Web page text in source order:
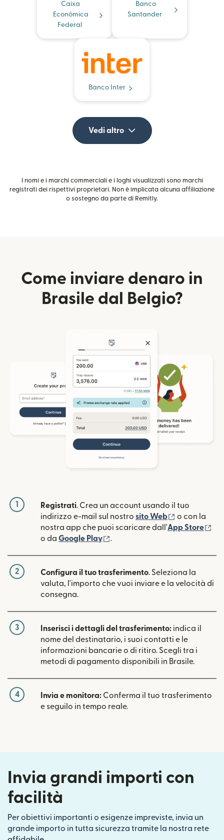
Caixa
Econômica
Federal
Banco
Santander
Banco Inter
Vedi altro
I nomi e i marchi commerciali e i loghi visualizzati sono marchi
registrati dei rispettivi proprietari. Non è implicata alcuna affiliazione
o sostegno da parte di Remitly.
Come inviare denaro in
Brasile dal Belgio?
1 Registrati. Crea un account usando il tuo
indirizzo e-mail sul nostro sito Web (si apre in
o con la
nostra app che puoi scaricare dall'App Store
o da Google Play (si apre in una nuova finestra)
.
2 Configura il tuo trasferimento. Seleziona la
valuta, l'importo che vuoi inviare e la velocità di
consegna.
3 Inserisci i dettagli del trasferimento: indica il
nome del destinatario, i suoi contatti e le
informazioni bancarie o di ritiro. Scegli tra i
metodi di pagamento disponibili in Brasile.
4 Invia e monitora: Conferma il tuo trasferimento
e seguilo in tempo reale.
Invia grandi importi con
facilità
Per obiettivi importanti o esigenze impreviste, invia un
grande importo in tutta sicurezza tramite la nostra rete